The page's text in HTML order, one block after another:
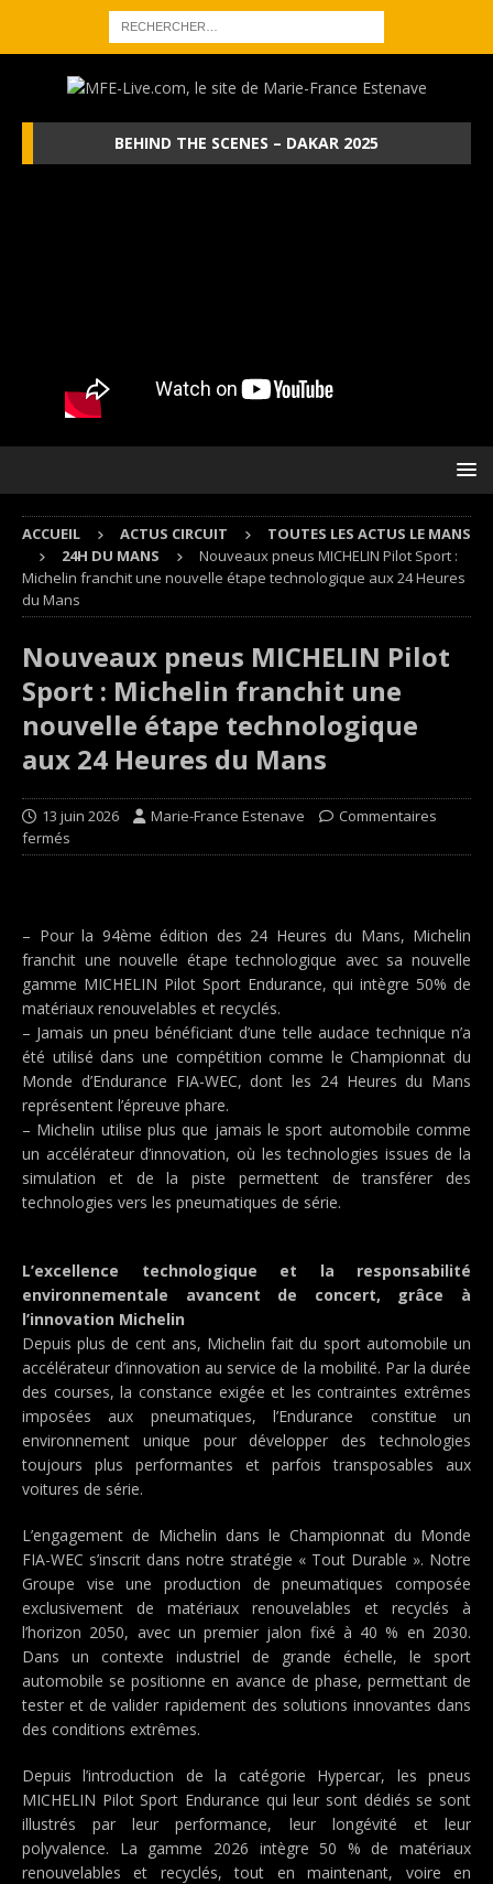
BEHIND THE SCENES – DAKAR 2025
ACCUEIL ACTUS CIRCUIT
TOUTES LES ACTUS LE MANS
24H DU MANS
Nouveaux pneus MICHELIN Pilot Sport :
Michelin franchit une nouvelle étape technologique aux 24 Heures
du Mans
Nouveaux pneus MICHELIN Pilot
Sport : Michelin franchit une
nouvelle étape technologique
aux 24 Heures du Mans
13 juin 2026 Marie-France Estenave
Commentaires
fermés
– Pour la 94ème édition des 24 Heures du Mans, Michelin
franchit une nouvelle étape technologique avec sa nouvelle
gamme MICHELIN Pilot Sport Endurance, qui intègre 50% de
matériaux renouvelables et recyclés.
– Jamais un pneu bénéficiant d’une telle audace technique n’a
été utilisé dans une compétition comme le Championnat du
Monde d’Endurance FIA-WEC, dont les 24 Heures du Mans
représentent l’épreuve phare.
– Michelin utilise plus que jamais le sport automobile comme
un accélérateur d’innovation, où les technologies issues de la
simulation et de la piste permettent de transférer des
technologies vers les pneumatiques de série.
L’excellence technologique et la responsabilité
environnementale avancent de concert, grâce à
l’innovation Michelin
Depuis plus de cent ans, Michelin fait du sport automobile un
accélérateur d’innovation au service de la mobilité. Par la durée
des courses, la constance exigée et les contraintes extrêmes
imposées aux pneumatiques, l’Endurance constitue un
environnement unique pour développer des technologies
toujours plus performantes et parfois transposables aux
voitures de série.
L’engagement de Michelin dans le Championnat du Monde
FIA-WEC s’inscrit dans notre stratégie « Tout Durable ». Notre
Groupe vise une production de pneumatiques composée
exclusivement de matériaux renouvelables et recyclés à
l’horizon 2050, avec un premier jalon fixé à 40 % en 2030.
Dans un contexte industriel de grande échelle, le sport
automobile se positionne en avance de phase, permettant de
tester et de valider rapidement des solutions innovantes dans
des conditions extrêmes.
Depuis l’introduction de la catégorie Hypercar, les pneus
MICHELIN Pilot Sport Endurance qui leur sont dédiés se sont
illustrés par leur performance, leur longévité et leur
polyvalence. La gamme 2026 intègre 50 % de matériaux
renouvelables et recyclés, tout en maintenant, voire en